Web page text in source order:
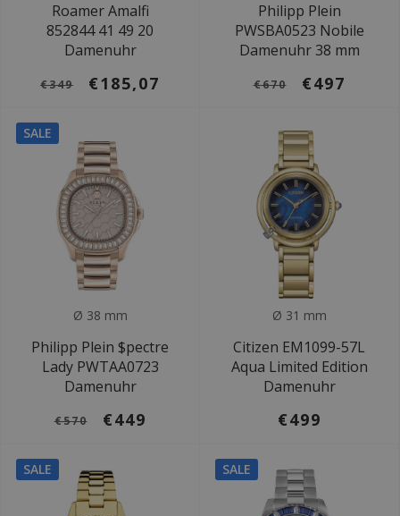
Roamer Amalfi
852844 41 49 20
Damenuhr
€349 €185,07
Philipp Plein
PWSBA0523 Nobile
Damenuhr 38 mm
€670 €497
SALE
Ø 38 mm
Philipp Plein $pectre
Lady PWTAA0723
Damenuhr
€570 €449
Ø 31 mm
Citizen EM1099-57L
Aqua Limited Edition
Damenuhr
€499
SALE SALE